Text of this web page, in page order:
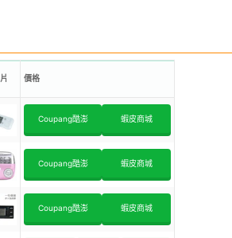
價格
Coupang酷澎 蝦皮商城
Coupang酷澎 蝦皮商城
Coupang酷澎 蝦皮商城